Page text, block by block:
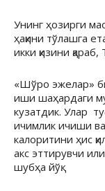
Унинг ҳозирги
ҳақини тўлашга
икки қизини
«Шўро эжелар»
иши шаҳардаги
кузатдик. Улар
ичимлик ичиши
калоритини ҳис
акс эттирувчи
шубҳа йўқ.